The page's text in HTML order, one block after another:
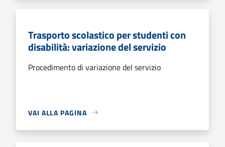
Trasporto scolastico per studenti con
disabilità: variazione del servizio
Procedimento di variazione del servizio
VAI ALLA PAGINA